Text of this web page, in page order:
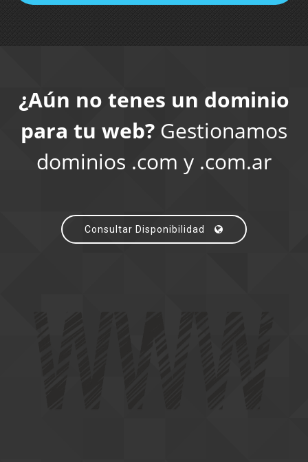
¿Aún no tenes un dominio
para tu web? Gestionamos
dominios .com y .com.ar
Consultar Disponibilidad